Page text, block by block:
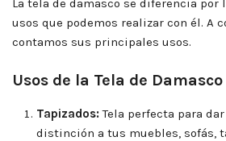
La tela de damasco se diferencia por
usos que podemos realizar con él. A
contamos sus principales usos.
Usos de la Tela de Damasco
Tapizados:Tela perfecta para
distinción a tus muebles, sofás,